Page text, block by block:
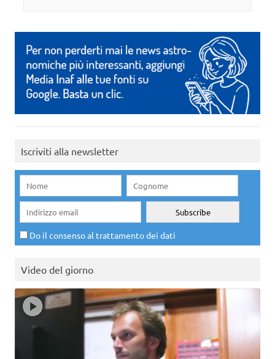
Iscriviti alla newsletter
Do il consenso al trattamento dei dati
Video del giorno